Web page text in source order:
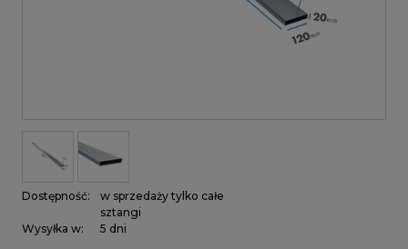
Dostępność:
w sprzedaży tylko całe
sztangi
Wysyłka w:
5 dni